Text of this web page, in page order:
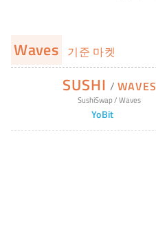
Waves 기준 마켓
SUSHI / WAVES
SushiSwap/Waves
YoBit